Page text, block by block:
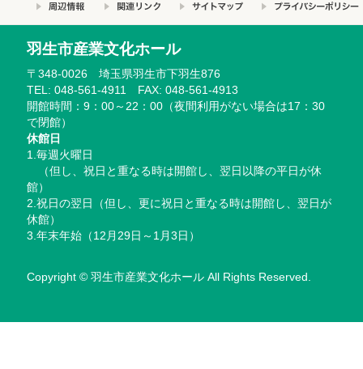
羽生市産業文化ホール
〒348-0026 埼玉県羽生市下羽生876
TEL: 048-561-4911 FAX: 048-561-4913
開館時間：9：00～22：00（夜間利用がない場合は17：30
で閉館）
休館日
1.毎週火曜日
（但し、祝日と重なる時は開館し、翌日以降の平日が休
館）
2.祝日の翌日（但し、更に祝日と重なる時は開館し、翌日が
休館）
3.年末年始（12月29日～1月3日）
Copyright © 羽生市産業文化ホール All Rights Reserved.